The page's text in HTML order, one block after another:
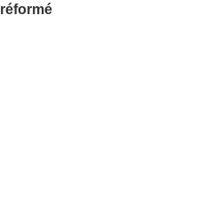
réformé